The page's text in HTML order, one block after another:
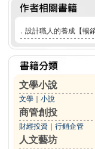
． 設計職人的養成【暢
文學小說
文學 小說
商管創投
財經投資 行銷企管
人文藝坊